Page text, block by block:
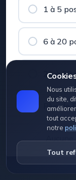
Nous
du site,
tout
notre
Tout
1 à 5
6 à 20
21 à 50
Plus de